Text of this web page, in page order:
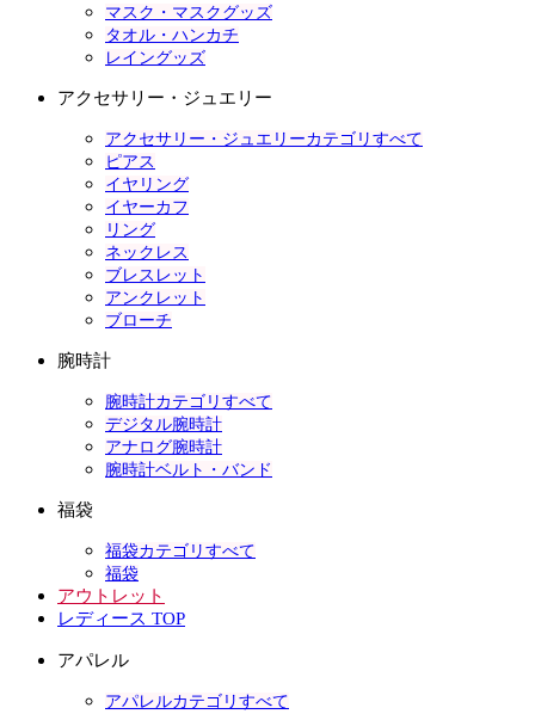
マスク・マスクグッズ
タオル・ハンカチ
レイングッズ
アクセサリー・ジュエリー
アクセサリー・ジュエリーカテゴリすべて
ピアス
イヤリング
イヤーカフ
リング
ネックレス
ブレスレット
アンクレット
ブローチ
腕時計
腕時計カテゴリすべて
デジタル腕時計
アナログ腕時計
腕時計ベルト・バンド
福袋
福袋カテゴリすべて
福袋
アウトレット
レディース TOP
アパレル
アパレルカテゴリすべて